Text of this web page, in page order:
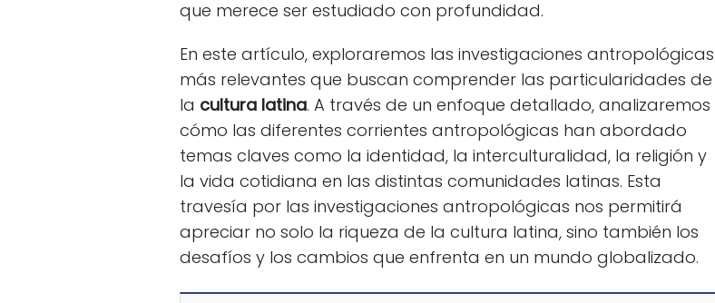
que merece ser estudiado con profundidad.
En este artículo, exploraremos las investigaciones antropológicas
más relevantes que buscan comprender las particularidades de
la cultura latina. A través de un enfoque detallado, analizaremos
cómo las diferentes corrientes antropológicas han abordado
temas claves como la identidad, la interculturalidad, la religión y
la vida cotidiana en las distintas comunidades latinas. Esta
travesía por las investigaciones antropológicas nos permitirá
apreciar no solo la riqueza de la cultura latina, sino también los
desafíos y los cambios que enfrenta en un mundo globalizado.